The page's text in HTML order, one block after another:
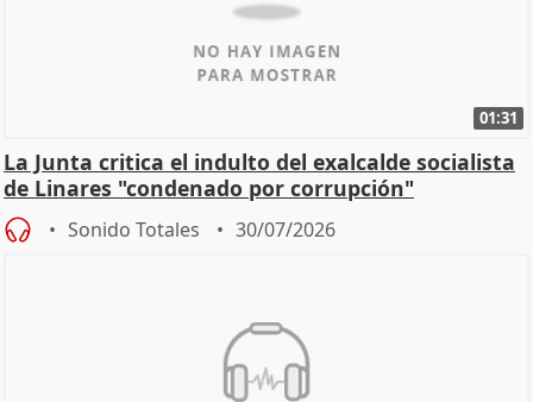
01:31
La Junta critica el indulto del exalcalde socialista
de Linares "condenado por corrupción"
Sonido Totales 30/07/2026